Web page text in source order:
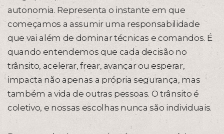
autonomia. Representa o instante em que
começamos a assumir uma responsabilidade
que vai além de dominar técnicas e comandos. É
quando entendemos que cada decisão no
trânsito, acelerar, frear, avançar ou esperar,
impacta não apenas a própria segurança, mas
também a vida de outras pessoas. O trânsito é
coletivo, e nossas escolhas nunca são individuais.